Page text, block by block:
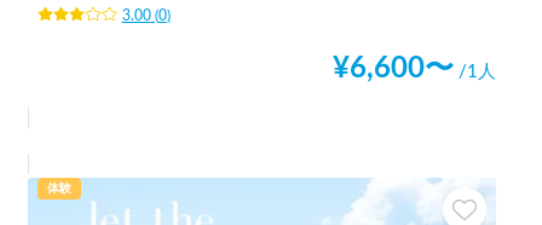
3.00(0)
¥6,600〜 /1人
体験